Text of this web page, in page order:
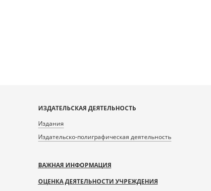
ИЗДАТЕЛЬСКАЯ ДЕЯТЕЛЬНОСТЬ
Издания
Издательско-полиграфическая деятельность
ВАЖНАЯ ИНФОРМАЦИЯ
ОЦЕНКА ДЕЯТЕЛЬНОСТИ УЧРЕЖДЕНИЯ